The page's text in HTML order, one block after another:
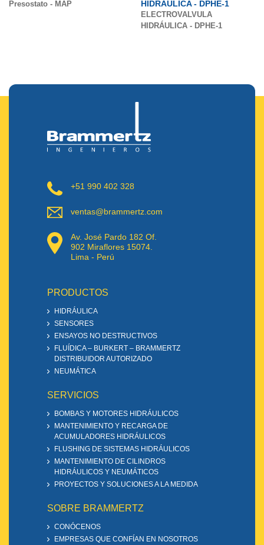
Presostato - MAP
HIDRÁULICA - DPHE-1
ELECTROVALVULA
HIDRÁULICA - DPHE-1
+51 990 402 328
ventas@brammertz.com
Av. José Pardo 182 Of.
902 Miraflores 15074.
Lima - Perú
PRODUCTOS
HIDRÁULICA
SENSORES
ENSAYOS NO DESTRUCTIVOS
FLUÍDICA – BURKERT – BRAMMERTZ
DISTRIBUIDOR AUTORIZADO
NEUMÁTICA
SERVICIOS
BOMBAS Y MOTORES HIDRÁULICOS
MANTENIMIENTO Y RECARGA DE
ACUMULADORES HIDRÁULICOS
FLUSHING DE SISTEMAS HIDRÁULICOS
MANTENIMIENTO DE CILINDROS
HIDRÁULICOS Y NEUMÁTICOS
PROYECTOS Y SOLUCIONES A LA MEDIDA
SOBRE BRAMMERTZ
CONÓCENOS
EMPRESAS QUE CONFÍAN EN NOSOTROS